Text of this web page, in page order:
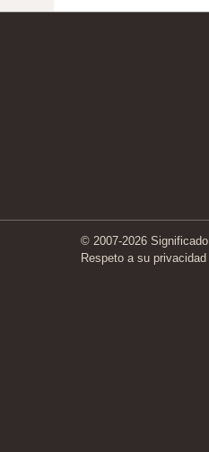
© 2007-2026
Respeto a su privacidad